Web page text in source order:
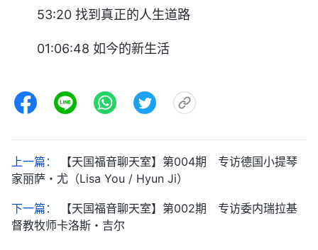
53:20 找到真正的人生道路
01:06:48 如今的新生活
上一篇：
【天国福音聊天室】第004期 专访德国小提琴
家丽萨・尤（Lisa You / Hyun Ji）
下一篇：
【天国福音聊天室】第002期 专访委内瑞拉基
督教牧师卡洛斯・吉尔